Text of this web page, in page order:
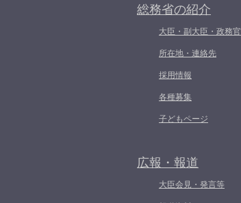
総務省の紹介
大臣・副大臣・政務官
所在地・連絡先
採用情報
各種募集
子どもページ
広報・報道
大臣会見・発言等